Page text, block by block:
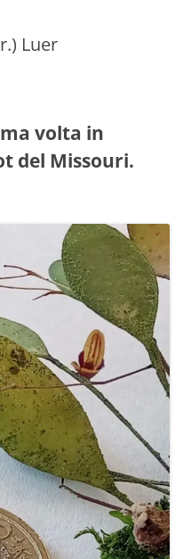
Luer
volta in
del Missouri.